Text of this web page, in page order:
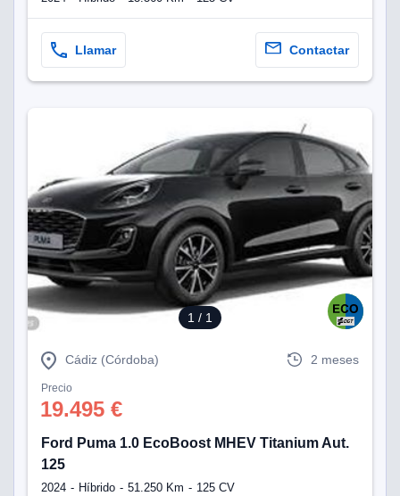
Llamar Contactar
1 / 1
Cádiz (Córdoba) 2 meses
Precio
19.495 €
Ford Puma 1.0 EcoBoost MHEV Titanium Aut.
125
2024 Híbrido 51.250 Km 125 CV